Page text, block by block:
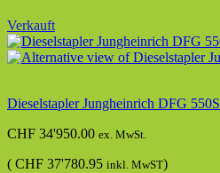
Verkauft
Dieselstapler Jungheinrich DFG 550S
CHF 34'950.00 ex. MwSt.
( CHF 37'780.95 inkl. MwST)